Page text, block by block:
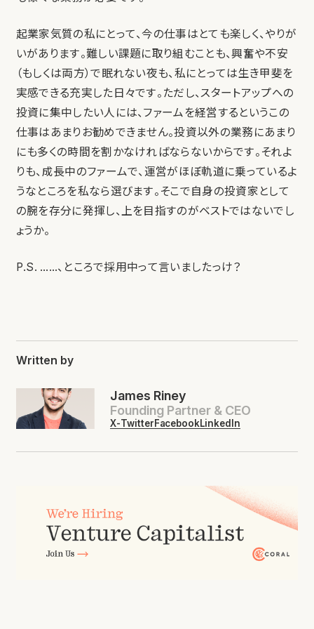
起業家気質の私にとって、今の仕事はとても楽しく、やりが
いがあります。難しい課題に取り組むことも、興奮や不安
（もしくは両方）で眠れない夜も、私にとっては生き甲斐を
実感できる充実した日々です。ただし、スタートアップへの
投資に集中したい人には、ファームを経営するというこの
仕事はあまりお勧めできません。投資以外の業務にあまり
にも多くの時間を割かなければならないからです。それよ
りも、成長中のファームで、運営がほぼ軌道に乗っているよ
うなところを私なら選びます。そこで自身の投資家として
の腕を存分に発揮し、上を目指すのがベストではないでし
ょうか。
P.S. ……、ところで採用中って言いましたっけ？
Written by
James Riney
Founding Partner & CEO
X-TwitterFacebookLinkedIn